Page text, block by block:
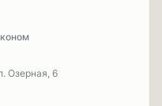
Озерная, 6